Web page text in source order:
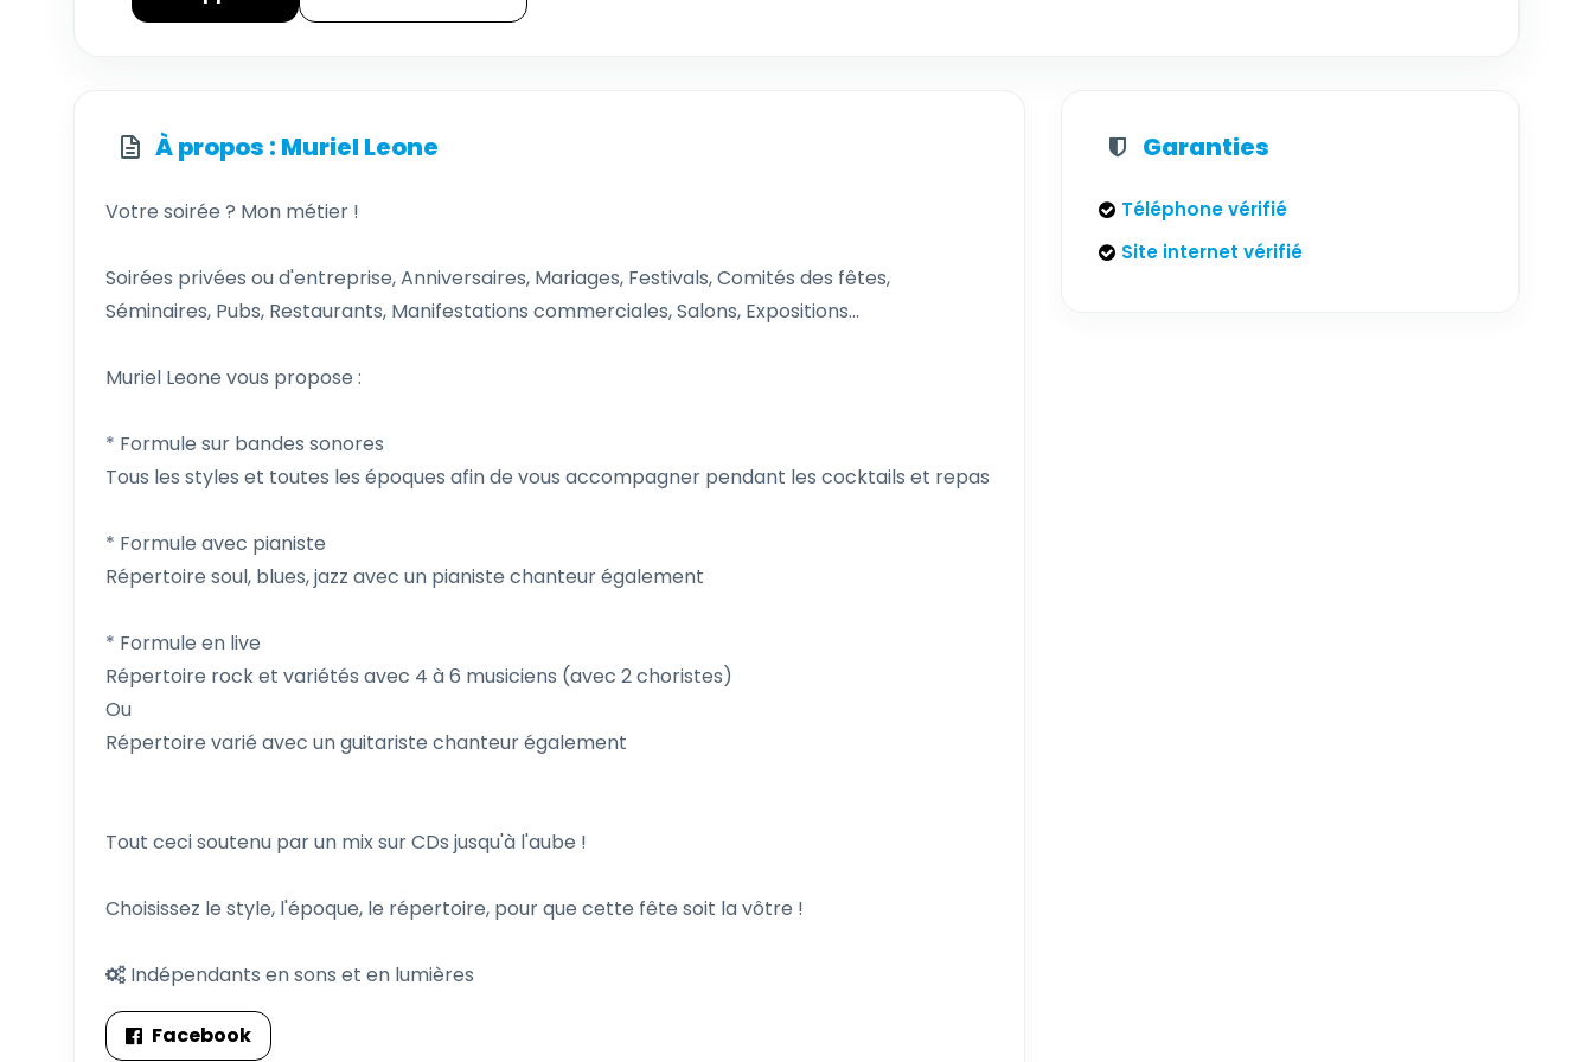
À propos : Muriel Leone
Votre soirée ? Mon métier !
Soirées privées ou d'entreprise, Anniversaires, Mariages, Festivals, Comités des fêtes,
Séminaires, Pubs, Restaurants, Manifestations commerciales, Salons, Expositions...
Muriel Leone vous propose :
* Formule sur bandes sonores
Tous les styles et toutes les époques afin de vous accompagner pendant les cocktails et repas
* Formule avec pianiste
Répertoire soul, blues, jazz avec un pianiste chanteur également
* Formule en live
Répertoire rock et variétés avec 4 à 6 musiciens (avec 2 choristes)
Ou
Répertoire varié avec un guitariste chanteur également
Tout ceci soutenu par un mix sur CDs jusqu'à l'aube !
Choisissez le style, l'époque, le répertoire, pour que cette fête soit la vôtre !
Indépendants en sons et en lumières
Facebook
Garanties
Téléphone vérifié
Site internet vérifié